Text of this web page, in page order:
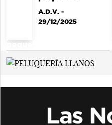
A.D.V. -
29/12/2025